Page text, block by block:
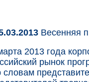
Весенняя
2013 года
рынок
словам